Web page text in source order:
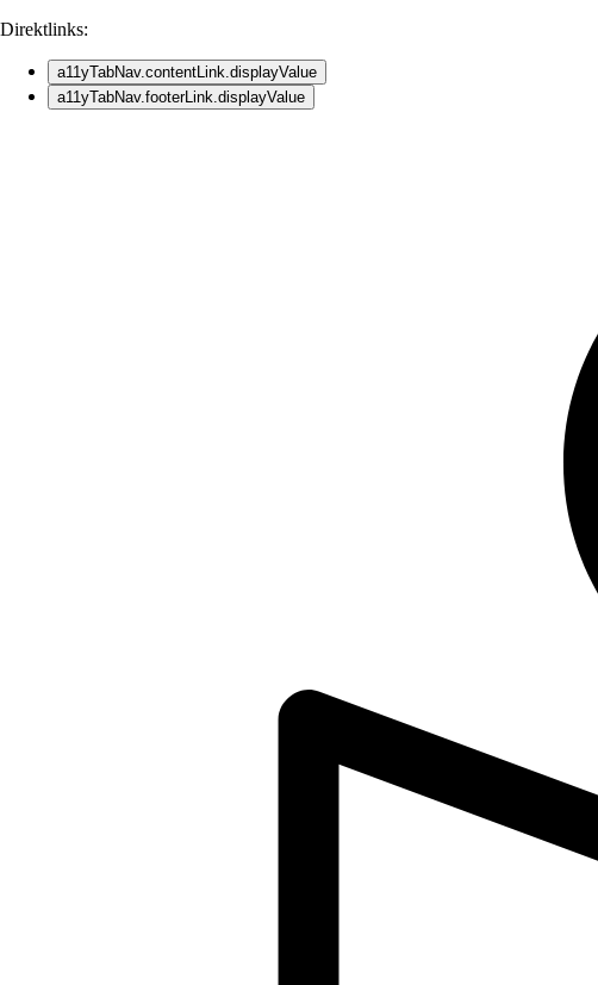
Direktlinks:
a11yTabNav.contentLink.displayValue
a11yTabNav.footerLink.displayValue